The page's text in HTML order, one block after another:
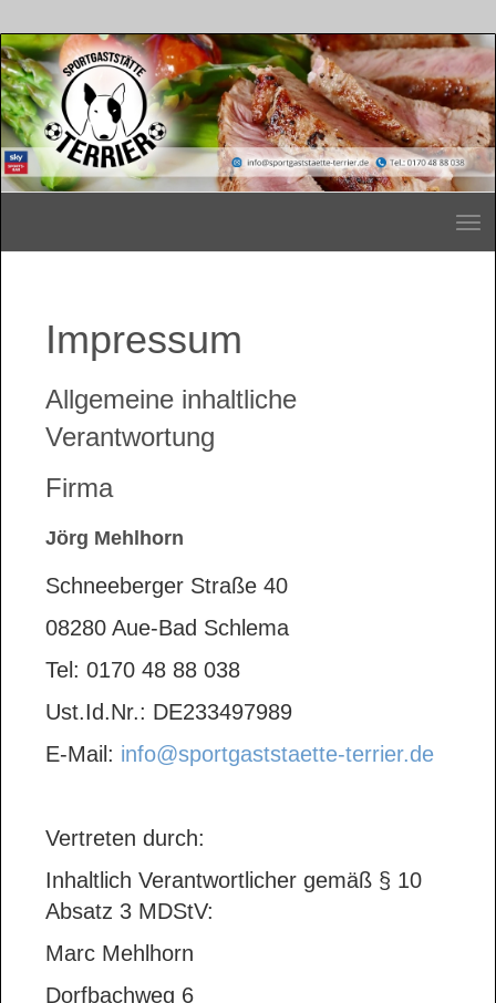
Impressum
Allgemeine inhaltliche
Verantwortung
Firma
Jörg Mehlhorn
Schneeberger Straße 40
08280 Aue-Bad Schlema
Tel: 0170 48 88 038
Ust.Id.Nr.: DE233497989
E-Mail: info@sportgaststaette-terrier.de
Vertreten durch:
Inhaltlich Verantwortlicher gemäß § 10
Absatz 3 MDStV:
Marc Mehlhorn
Dorfbachweg 6